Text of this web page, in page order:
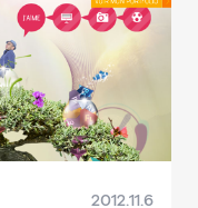
2012.11.6